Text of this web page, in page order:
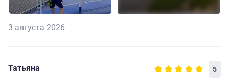
3 августа 2026
Татьяна 5